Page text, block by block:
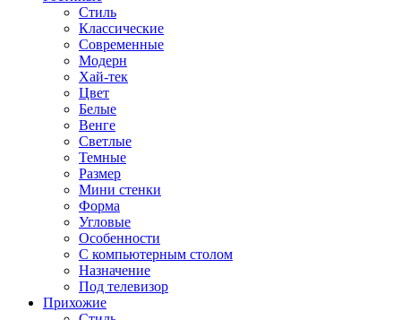
Стиль
Классические
Современные
Модерн
Хай-тек
Цвет
Белые
Венге
Светлые
Темные
Размер
Мини стенки
Форма
Угловые
Особенности
С компьютерным столом
Назначение
Под телевизор
Прихожие